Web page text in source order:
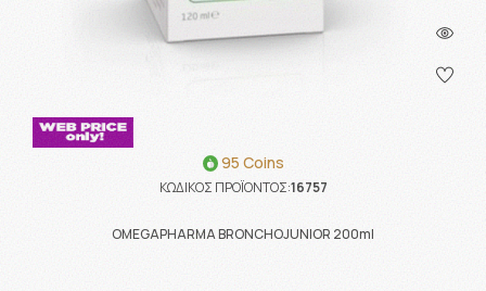
95 Coins
ΚΩΔΙΚΟΣ ΠΡΟΪΟΝΤΟΣ:16757
OMEGAPHARMA BRONCHOJUNIOR 200ml